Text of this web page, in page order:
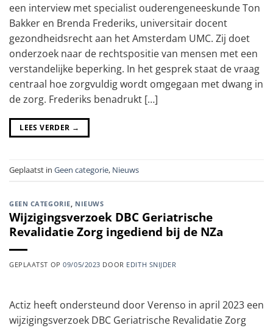
een interview met specialist ouderengeneeskunde Ton
Bakker en Brenda Frederiks, universitair docent
gezondheidsrecht aan het Amsterdam UMC. Zij doet
onderzoek naar de rechtspositie van mensen met een
verstandelijke beperking. In het gesprek staat de vraag
centraal hoe zorgvuldig wordt omgegaan met dwang in
de zorg. Frederiks benadrukt […]
LEES VERDER →
Geplaatst in Geen categorie, Nieuws
GEEN CATEGORIE NIEUWS
Wijzigingsverzoek DBC Geriatrische
Revalidatie Zorg ingediend bij de NZa
GEPLAATST OP09/05/2023 DOOR EDITH SNIJDER
Actiz heeft ondersteund door Verenso in april 2023 een
wijzigingsverzoek DBC Geriatrische Revalidatie Zorg